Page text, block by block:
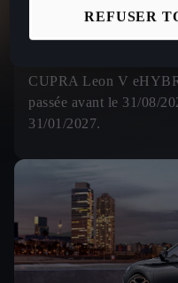
cours, chez tous les
métropolitaine)
CUPRA Leon V
passée avant le 31/08/
31/01/2027.
REFUSER